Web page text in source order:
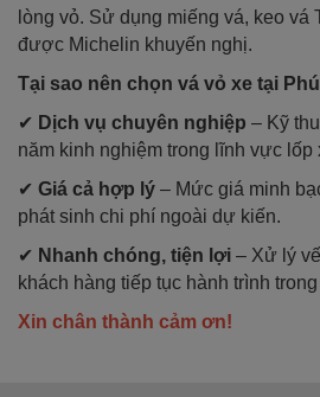
lòng vỏ. Sử dụng miếng vá, keo vá
được Michelin khuyến nghị.
Tại sao nên chọn vá vỏ xe tại
✔ Dịch vụ chuyên nghiệp – Kỹ
năm kinh nghiệm trong lĩnh vực lốp
✔ Giá cả hợp lý – Mức giá minh
phát sinh chi phí ngoài dự kiến.
✔ Nhanh chóng, tiện lợi – Xử lý
khách hàng tiếp tục hành trình
Xin chân thành cảm ơn!